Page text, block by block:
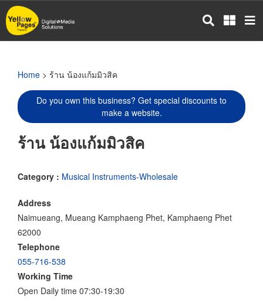
Skip
to
main
Home > ร้าน น้องแก้มมิวสิค
Do you own this business? Get special discounts to
make a website.
ร้าน น้องแก้มมิวสิค
Category : Musical Instruments-Wholesale
Address
Naimueang, Mueang Kamphaeng Phet, Kamphaeng Phet
62000
Telephone
055-716-538
Working Time
Open Daily time 07:30-19:30